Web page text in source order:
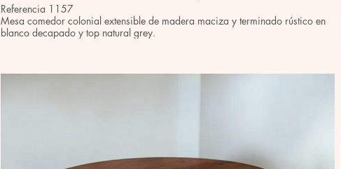
Referencia 1157
Mesa comedor colonial extensible de madera maciza y terminado rústico en
blanco decapado y top natural grey.